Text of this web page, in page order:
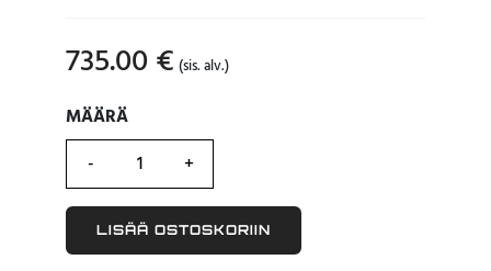
735.00 € (sis. alv.)
MÄÄRÄ
MÄÄRÄ
LISÄÄ OSTOSKORIIN